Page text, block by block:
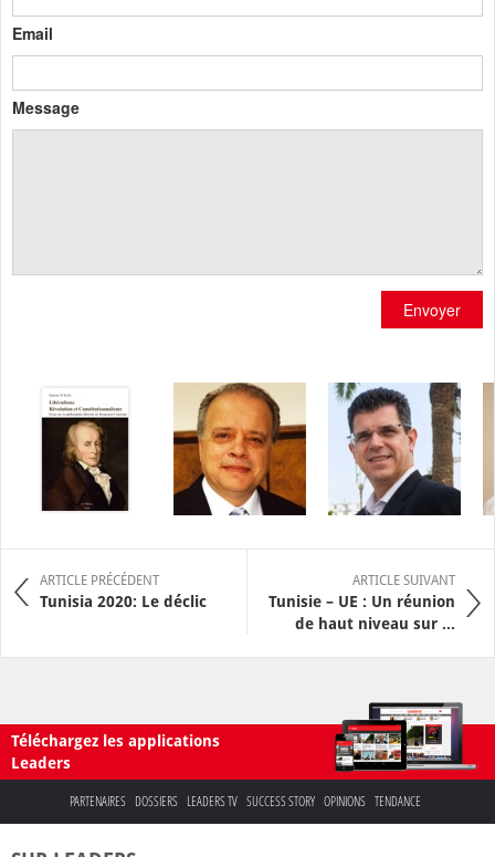
Email
Message
Envoyer
ARTICLE PRÉCÉDENT
Tunisia 2020: Le déclic
ARTICLE SUIVANT
Tunisie – UE : Un réunion
de haut niveau sur ...
Téléchargez les applications
Leaders
PARTENAIRES DOSSIERS LEADERS TV SUCCESS STORY OPINIONS TENDANCE